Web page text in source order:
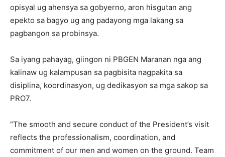
opisyal ug ahensya sa gobyerno, aron hisgutan ang
epekto sa bagyo ug ang padayong mga lakang sa
pagbangon sa probinsya.
Sa iyang pahayag, giingon ni PBGEN Maranan nga ang
kalinaw ug kalampusan sa pagbisita nagpakita sa
disiplina, koordinasyon, ug dedikasyon sa mga sakop sa
PRO7.
“The smooth and secure conduct of the President’s visit
reflects the professionalism, coordination, and
commitment of our men and women on the ground. Team